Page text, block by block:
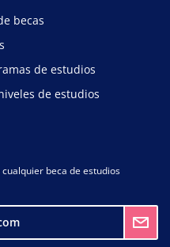
becas
de estudios
de estudios
beca de estudios